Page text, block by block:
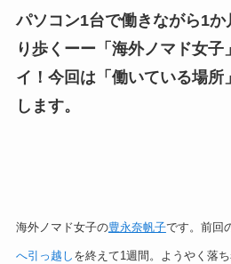
パソコン1台で働きながら1
り歩くーー「海外ノマド女子
イ！今回は「働いている場所
します。
海外ノマド女子の豊永奈帆子です。前回
へ引っ越し を終えて1週間。ようやく落